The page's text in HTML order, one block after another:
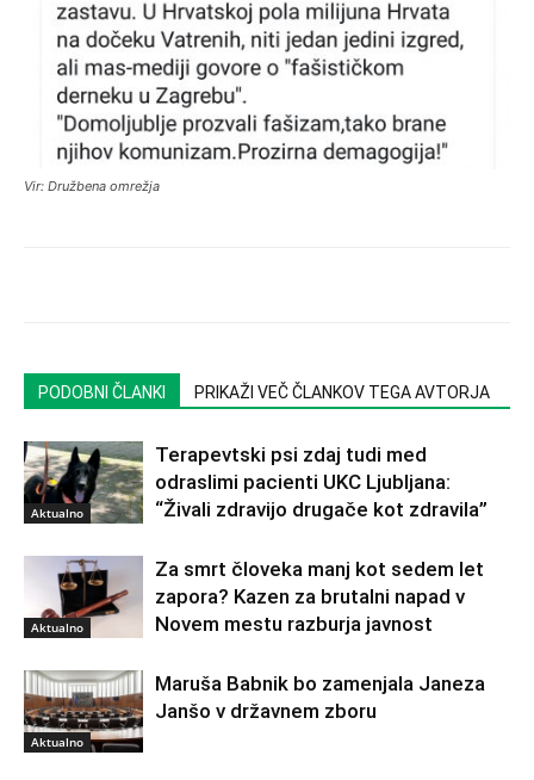
Vir: Družbena omrežja
PODOBNI ČLANKI PRIKAŽI VEČ ČLANKOV TEGA AVTORJA
Aktualno
Terapevtski psi zdaj tudi med
odraslimi pacienti UKC Ljubljana:
“Živali zdravijo drugače kot zdravila”
Aktualno
Za smrt človeka manj kot sedem let
zapora? Kazen za brutalni napad v
Novem mestu razburja javnost
Aktualno
Maruša Babnik bo zamenjala Janeza
Janšo v državnem zboru